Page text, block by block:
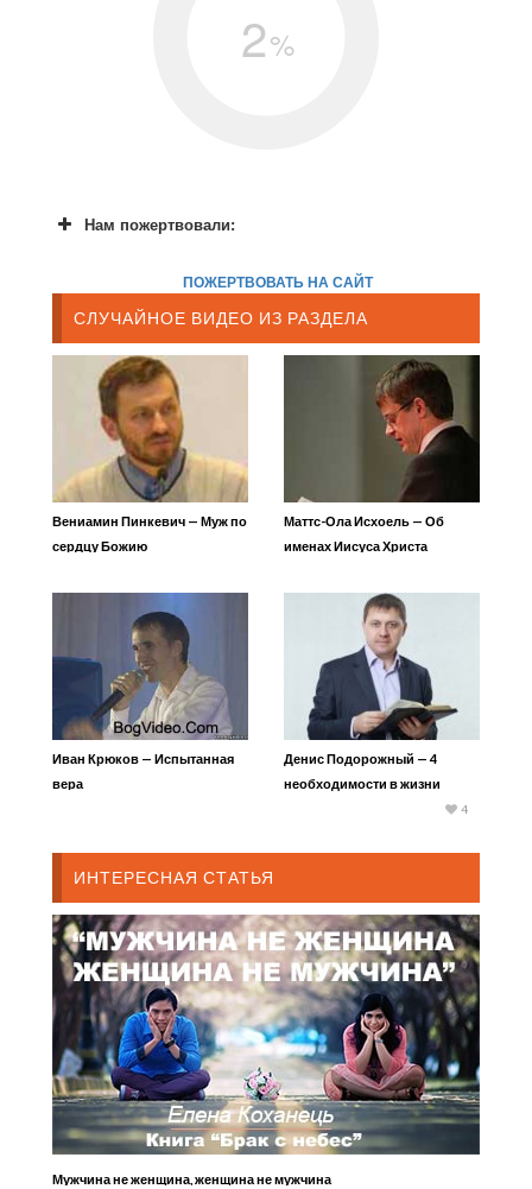
2%
Нам пожертвовали:
ПОЖЕРТВОВАТЬ НА САЙТ
СЛУЧАЙНОЕ ВИДЕО ИЗ РАЗДЕЛА
Вениамин Пинкевич — Муж по
сердцу Божию
Маттс-Ола Исхоель — Об
именах Иисуса Христа
Иван Крюков — Испытанная
вера
Денис Подорожный — 4
необходимости в жизни
4
ИНТЕРЕСНАЯ СТАТЬЯ
Мужчина не женщина, женщина не мужчина